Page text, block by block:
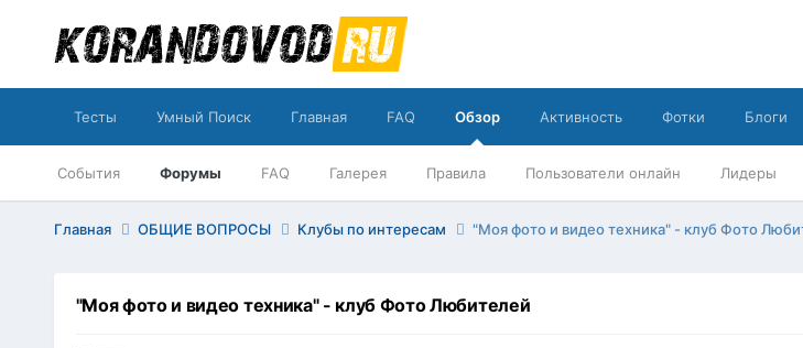
Тесты Умный Поиск Главная FAQ Обзор
События Форумы FAQ Галерея Правила Пользователи онлайн Лидеры
Активность Фотки Блоги
Главная ОБЩИЕ ВОПРОСЫ Клубы по интересам "Моя фото и видео техника" - клуб Фото
"Моя фото и видео техника" - клуб Фото Любителей